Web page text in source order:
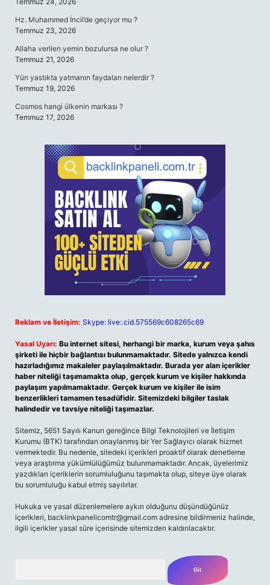
Hz. Muhammed İncil’de geçiyor mu ?
Temmuz 23, 2026
Allaha verilen yemin bozulursa ne olur ?
Temmuz 21, 2026
Yün yastıkta yatmanın faydaları nelerdir ?
Temmuz 19, 2026
Cosmos hangi ülkenin markası ?
Temmuz 17, 2026
Reklam ve İletişim: Skype: live:.cid.575569c608265c69
Yasal Uyarı: Bu internet sitesi, herhangi bir marka, kurum veya şahıs
şirketi ile hiçbir bağlantısı bulunmamaktadır. Sitede yalnızca kendi
hazırladığımız makaleler paylaşılmaktadır. Burada yer alan içerikler
haber niteliği taşımamakta olup, gerçek kurum ve kişiler hakkında
paylaşım yapılmamaktadır. Gerçek kurum ve kişiler ile isim
benzerlikleri tamamen tesadüfidir. Sitemizdeki bilgiler taslak
halindedir ve tavsiye niteliği taşımazlar.
Sitemiz, 5651 Sayılı Kanun gereğince Bilgi Teknolojileri ve İletişim
Kurumu (BTK) tarafından onaylanmış bir Yer Sağlayıcı olarak hizmet
vermektedir. Bu nedenle, sitedeki içerikleri proaktif olarak denetleme
veya araştırma yükümlülüğümüz bulunmamaktadır. Ancak, üyelerimiz
yazdıkları içeriklerin sorumluluğunu taşımakta olup, siteye üye olarak
bu sorumluluğu kabul etmiş sayılırlar.
Hukuka ve yasal düzenlemelere aykırı olduğunu düşündüğünüz
içerikleri, backlinkpanelicomtr@gmail.com adresine bildirmeniz halinde,
ilgili içerikler yasal süre içerisinde sitemizden kaldırılacaktır.